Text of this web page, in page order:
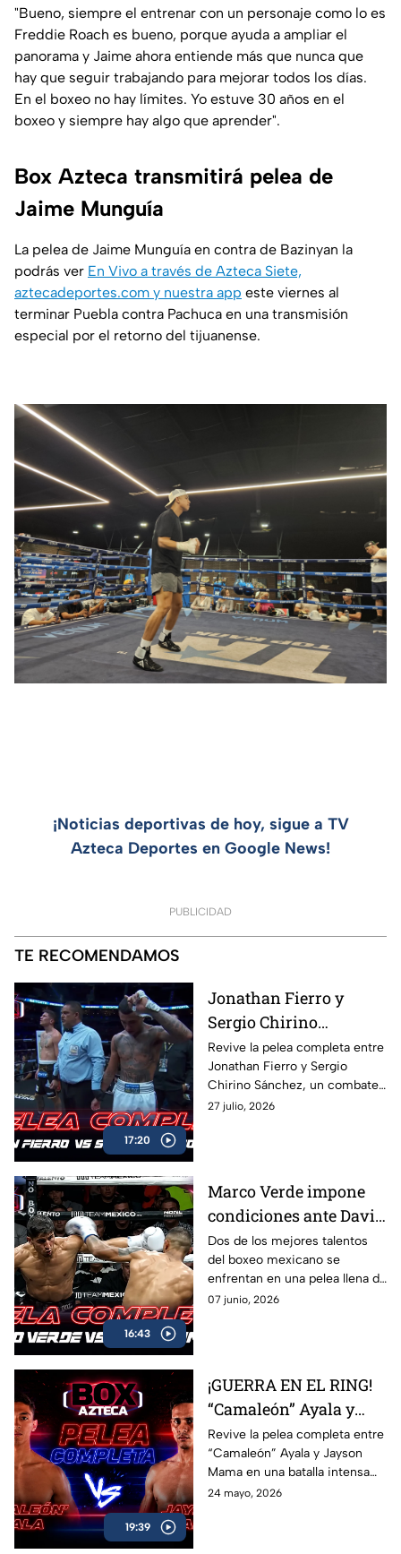
"Bueno, siempre el entrenar con un personaje como lo es
Freddie Roach es bueno, porque ayuda a ampliar el
panorama y Jaime ahora entiende más que nunca que
hay que seguir trabajando para mejorar todos los días.
En el boxeo no hay límites. Yo estuve 30 años en el
boxeo y siempre hay algo que aprender".
Box Azteca transmitirá pelea de
Jaime Munguía
La pelea de Jaime Munguía en contra de Bazinyan la
podrás ver En Vivo a través de Azteca Siete,
aztecadeportes.com y nuestra app este viernes al
terminar Puebla contra Pachuca en una transmisión
especial por el retorno del tijuanense.
¡Noticias deportivas de hoy, sigue a TV
Azteca Deportes en Google News!
PUBLICIDAD
TE RECOMENDAMOS
17:20
Jonathan Fierro y
Sergio Chirino
protagonizan una
guerra sobre el ring
Revive la pelea completa entre
Jonathan Fierro y Sergio
Chirino Sánchez, un combate
lleno de intensidad,
27 julio, 2026
16:43
Marco Verde impone
condiciones ante David
Camacho en una
intensa batalla de Box
Azteca
Dos de los mejores talentos
del boxeo mexicano se
enfrentan en una pelea llena de
acción, potencia y grandes
Box Azteca.
07 junio, 2026
19:39
¡GUERRA EN EL RING!
“Camaleón” Ayala y
Jayson Mama se
dieron con todo
Revive la pelea completa entre
“Camaleón” Ayala y Jayson
Mama en una batalla intensa
llena de golpes, emoción y
24 mayo, 2026